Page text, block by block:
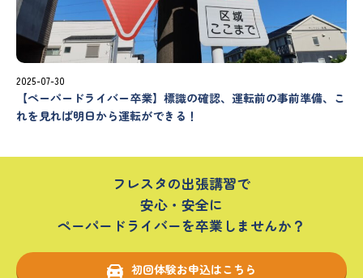
2025-07-30
【ペーパードライバー卒業】標識の確認、運転前の事前準備、こ
れを見れば明日から運転ができる！
フレスタの出張講習で
安心・安全に
ペーパードライバーを卒業しませんか？
初回体験お申込はこちら